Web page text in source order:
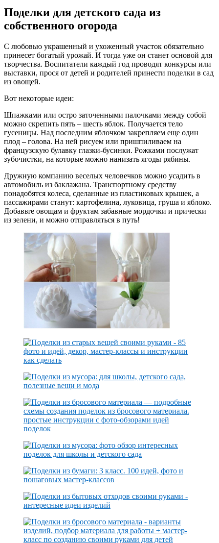
Поделки для детского сада из
собственного огорода
С любовью украшенный и ухоженный участок обязательно
принесет богатый урожай. И тогда уже он станет основой для
творчества. Воспитатели каждый год проводят конкурсы или
выставки, прося от детей и родителей принести поделки в сад
из овощей.
Вот некоторые идеи:
Шпажками или остро заточенными палочками между собой
можно скрепить пять – шесть яблок. Получается тело
гусеницы. Над последним яблочком закрепляем еще один
плод – голова. На ней рисуем или пришпиливаем на
французскую булавку глазки-бусинки. Рожками послужат
зубочистки, на которые можно нанизать ягоды рябины.
Дружную компанию веселых человечков можно усадить в
автомобиль из баклажана. Транспортному средству
понадобятся колеса, сделанные из пластиковых крышек, а
пассажирами станут: картофелина, луковица, груша и яблоко.
Добавьте овощам и фруктам забавные мордочки и прически
из зелени, и можно отправляться в путь!